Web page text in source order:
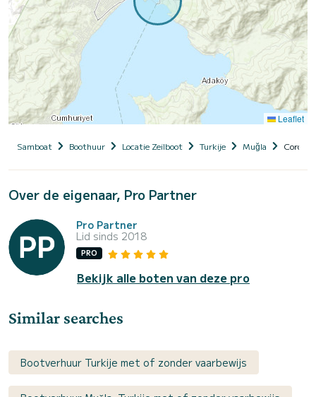
Leaflet
Samboat Boothuur Locatie Zeilboot Turkije Muğla Cordelia
Over de eigenaar, Pro Partner
Pro Partner
Lid sinds 2018
PRO
Bekijk alle boten van deze pro
Similar searches
Bootverhuur Turkije met of zonder vaarbewijs